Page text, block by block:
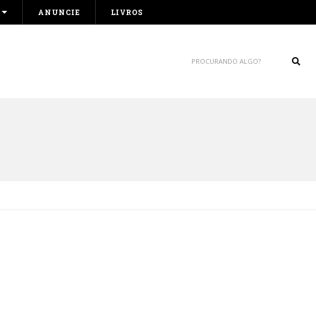
ANUNCIE LIVROS